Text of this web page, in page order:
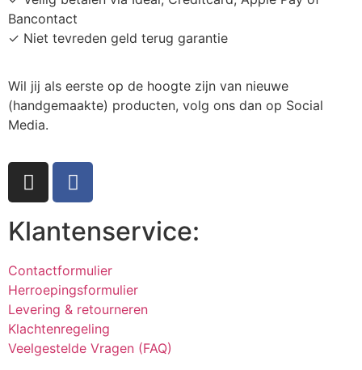
Bancontact
✓ Niet tevreden geld terug garantie
Wil jij als eerste op de hoogte zijn van nieuwe
(handgemaakte) producten, volg ons dan op Social
Media.
Klantenservice:
Contactformulier
Herroepingsformulier
Levering & retourneren
Klachtenregeling
Veelgestelde Vragen (FAQ)